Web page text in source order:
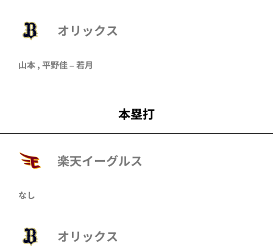
オリックス
山本 , 平野佳–若月
本塁打
楽天イーグルス
なし
オリックス